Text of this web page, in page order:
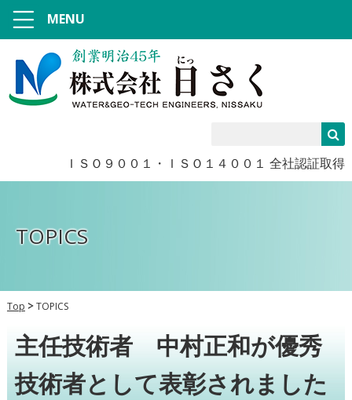
ＩＳＯ９００１・ＩＳＯ１４００１ 全社認証取得
MENU
TOPICS
Top TOPICS
主任技術者 中村正和が優秀
技術者として表彰されました